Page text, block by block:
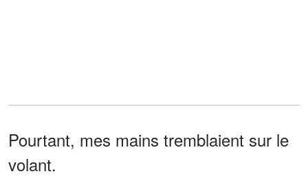
Pourtant, mes mains tremblaient sur le
volant.